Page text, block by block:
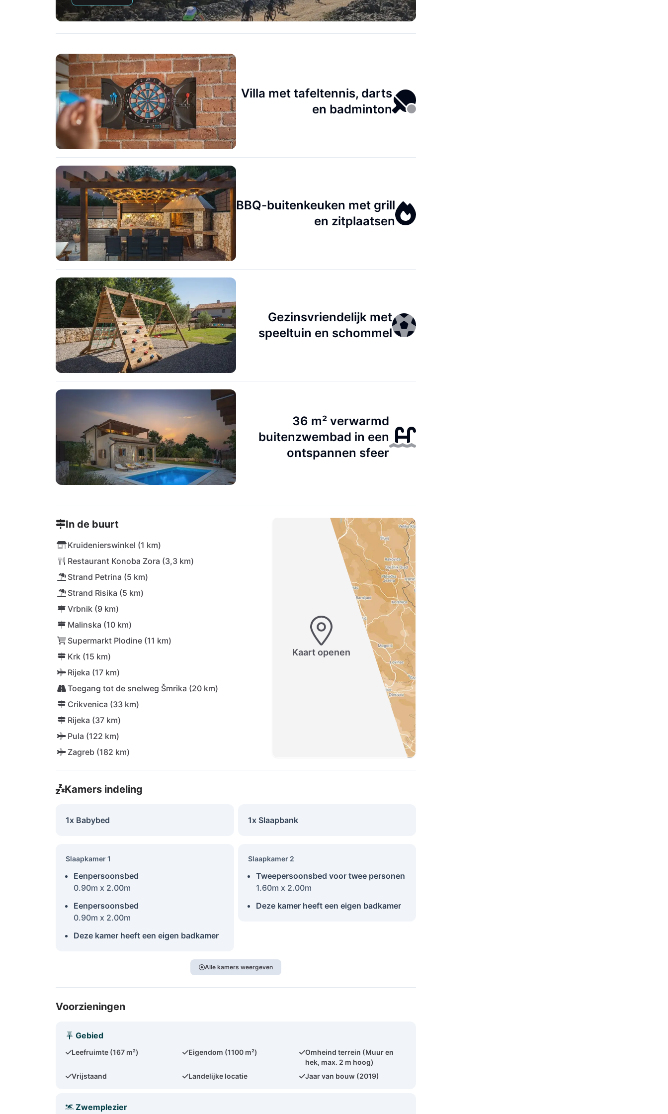
Villa met tafeltennis, darts
en badminton
BBQ-buitenkeuken met grill
en zitplaatsen
Gezinsvriendelijk met
speeltuin en schommel
36 m² verwarmd
buitenzwembad in een
ontspannen sfeer
In de buurt
Kruidenierswinkel (1 km)
Restaurant Konoba Zora (3,3 km)
Strand Petrina (5 km)
Strand Risika (5 km)
Vrbnik (9 km)
Malinska (10 km)
Supermarkt Plodine (11 km)
Krk (15 km)
Rijeka (17 km)
Toegang tot de snelweg Šmrika (20 km)
Crikvenica (33 km)
Rijeka (37 km)
Pula (122 km)
Zagreb (182 km)
Kaart openen
Kamers indeling
1x Babybed 1x Slaapbank
Slaapkamer 1
Eenpersoonsbed
0.90m x 2.00m
Eenpersoonsbed
0.90m x 2.00m
Deze kamer heeft een eigen badkamer
Slaapkamer 2
Tweepersoonsbed voor twee personen
1.60m x 2.00m
Deze kamer heeft een eigen badkamer
Alle kamers weergeven
Voorzieningen
Gebied
Leefruimte (167 m²) Eigendom (1100 m²)
Omheind terrein (Muur en
hek, max. 2 m hoog)
Vrijstaand
Landelijke locatie Jaar van bouw (2019)
Zwemplezier